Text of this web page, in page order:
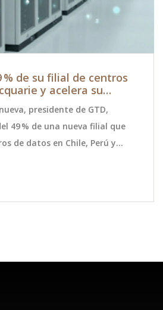
% de su filial de centros
y acelera su
presidente de GTD,
49 % de una nueva filial que
de datos en Chile, Perú y
internacional para impulsar
de centros de datos se